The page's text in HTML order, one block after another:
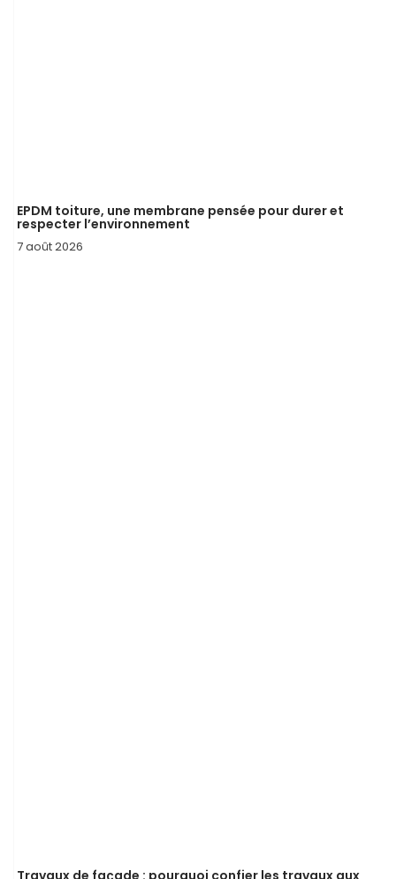
EPDM toiture, une membrane pensée pour durer et
respecter l’environnement
7 août 2026
Travaux de façade : pourquoi confier les travaux aux